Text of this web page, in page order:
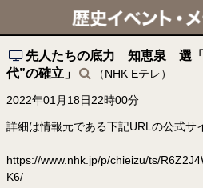
先人たちの底力 知恵泉 選
代”の確立」
（NHK Eテレ）
2022年01月18日22時00分
詳細は情報元である下記URLの公式サ
https://www.nhk.jp/p/chieizu/ts/
K6/